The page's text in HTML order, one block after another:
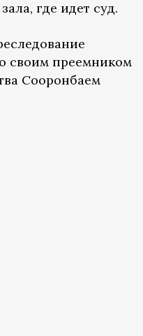
где идет суд.
своим преемником
Сооронбаем